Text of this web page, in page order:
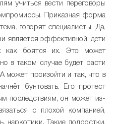
учиться вести переговоры
Приказная форма
говорят специалисты. Да,
является эффективной, дети
как боятся их. Это может
в таком случае будет расти
может произойти и так, что в
бунтовать. Его протест
последствиям, он может из-
с плохой компанией,
наркотики. Такие подростки,